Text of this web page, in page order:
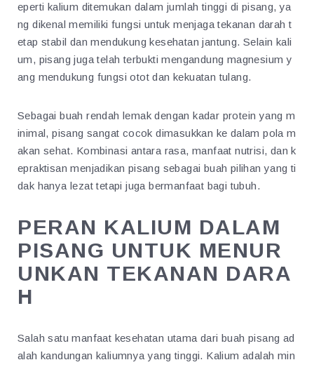
eperti kalium ditemukan dalam jumlah tinggi di pisang, ya
ng dikenal memiliki fungsi untuk menjaga tekanan darah t
etap stabil dan mendukung kesehatan jantung. Selain kali
um, pisang juga telah terbukti mengandung magnesium y
ang mendukung fungsi otot dan kekuatan tulang.
Sebagai buah rendah lemak dengan kadar protein yang m
inimal, pisang sangat cocok dimasukkan ke dalam pola m
akan sehat. Kombinasi antara rasa, manfaat nutrisi, dan k
epraktisan menjadikan pisang sebagai buah pilihan yang ti
dak hanya lezat tetapi juga bermanfaat bagi tubuh.
PERAN KALIUM DALAM
PISANG UNTUK MENUR
UNKAN TEKANAN DARA
H
Salah satu manfaat kesehatan utama dari buah pisang ad
alah kandungan kaliumnya yang tinggi. Kalium adalah min